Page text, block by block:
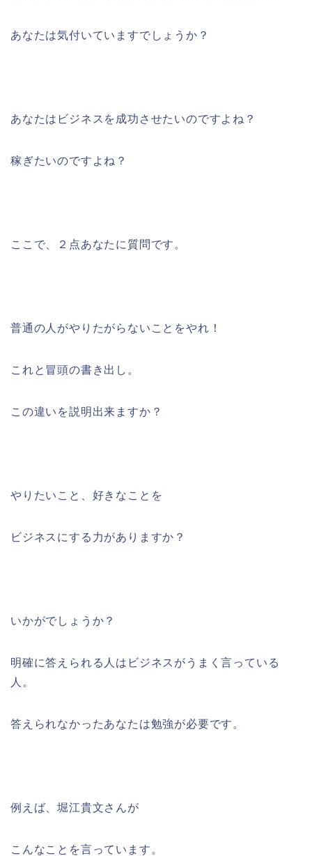
あなたは気付いていますでしょうか？
あなたはビジネスを成功させたいのですよね？
稼ぎたいのですよね？
ここで、２点あなたに質問です。
普通の人がやりたがらないことをやれ！
これと冒頭の書き出し。
この違いを説明出来ますか？
やりたいこと、好きなことを
ビジネスにする力がありますか？
いかがでしょうか？
明確に答えられる人はビジネスがうまく言っている
人。
答えられなかったあなたは勉強が必要です。
例えば、堀江貴文さんが
こんなことを言っています。